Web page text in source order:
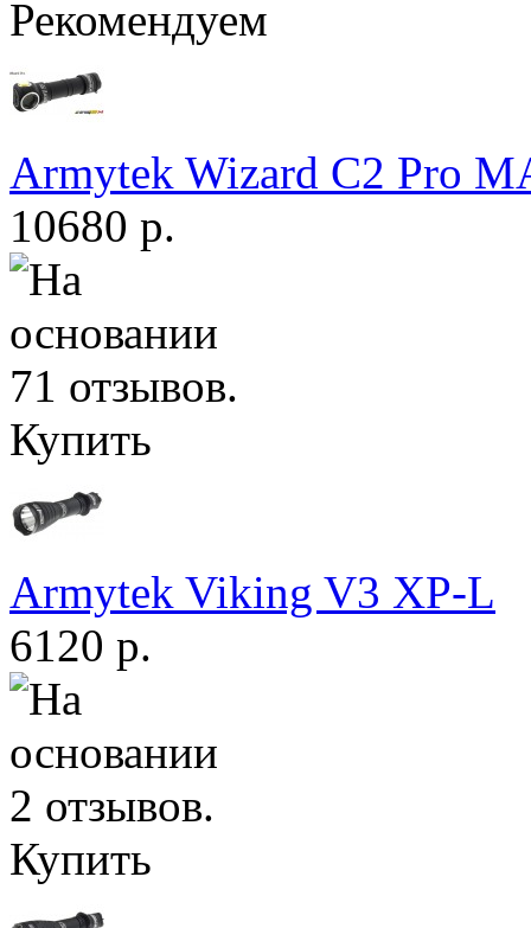
Рекомендуем
Armytek Wizard С2 Pro
10680 р.
Купить
Armytek Viking V3 XP-L
6120 р.
Купить